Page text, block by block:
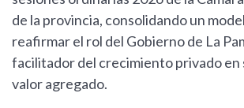
de la provincia, consolidando un
reafirmar el rol del Gobierno de La
facilitador del crecimiento privado en
valor agregado.